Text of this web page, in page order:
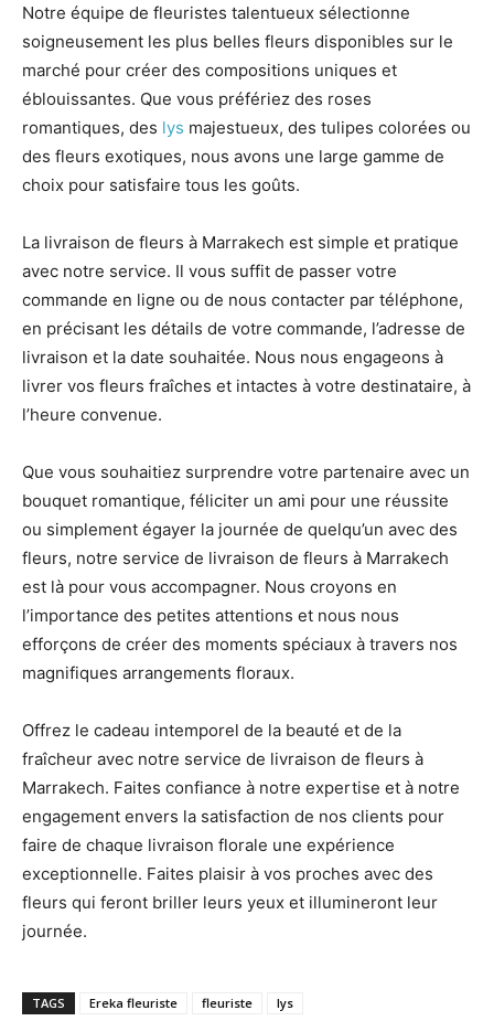
Notre équipe de fleuristes talentueux sélectionne
soigneusement les plus belles fleurs disponibles sur le
marché pour créer des compositions uniques et
éblouissantes. Que vous préfériez des roses
romantiques, des lys majestueux, des tulipes colorées ou
des fleurs exotiques, nous avons une large gamme de
choix pour satisfaire tous les goûts.
La livraison de fleurs à Marrakech est simple et pratique
avec notre service. Il vous suffit de passer votre
commande en ligne ou de nous contacter par téléphone,
en précisant les détails de votre commande, l’adresse de
livraison et la date souhaitée. Nous nous engageons à
livrer vos fleurs fraîches et intactes à votre destinataire, à
l’heure convenue.
Que vous souhaitiez surprendre votre partenaire avec un
bouquet romantique, féliciter un ami pour une réussite
ou simplement égayer la journée de quelqu’un avec des
fleurs, notre service de livraison de fleurs à Marrakech
est là pour vous accompagner. Nous croyons en
l’importance des petites attentions et nous nous
efforçons de créer des moments spéciaux à travers nos
magnifiques arrangements floraux.
Offrez le cadeau intemporel de la beauté et de la
fraîcheur avec notre service de livraison de fleurs à
Marrakech. Faites confiance à notre expertise et à notre
engagement envers la satisfaction de nos clients pour
faire de chaque livraison florale une expérience
exceptionnelle. Faites plaisir à vos proches avec des
fleurs qui feront briller leurs yeux et illumineront leur
journée.
TAGS Ereka fleuriste fleuriste lys